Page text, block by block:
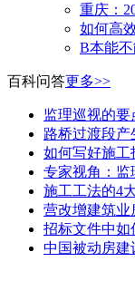
重庆：
如何高
B本能
百科问答更多>>
监理巡视的要
路桥过渡段
如何写好施工
专家视角：监
施工工法的4
营改增建筑业
招标文件中如
中国被动房建